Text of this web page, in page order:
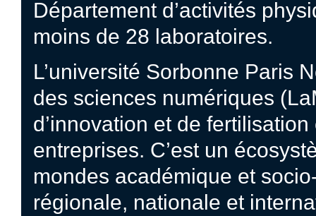
Département d’activités
moins de 28 laboratoires.
L’université Sorbonne Paris
des sciences numériques
d’innovation et de
entreprises. C’est un
mondes académique et
régionale, nationale et